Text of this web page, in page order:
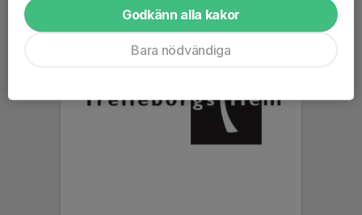
Godkänn alla kakor
Bara nödvändiga